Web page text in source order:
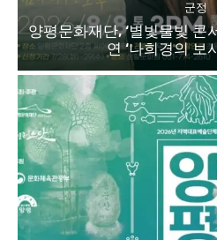
군정
양평문화재단, ‘별빛물빛 콘
연 ‘나희경의 보